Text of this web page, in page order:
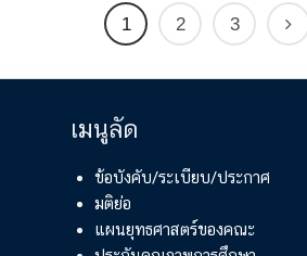
1 2 3
เมนูลัด
ข้อบังคับ/ระเบียบ/ประกาศ
มติย่อ
แผนยุทธศาสตร์ของคณะ